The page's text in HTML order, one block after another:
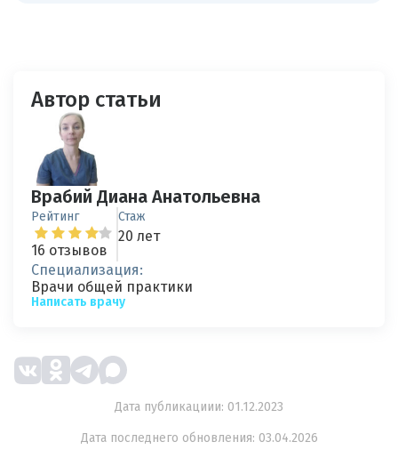
Автор статьи
Врабий Диана Анатольевна
Рейтинг
16 отзывов
Стаж
20 лет
Специализация:
Врачи общей практики
Написать врачу
Дата публикациии: 01.12.2023
Дата последнего обновления: 03.04.2026